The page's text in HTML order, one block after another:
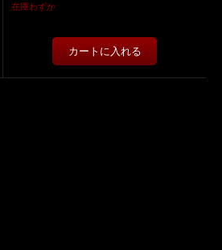
在庫わずか